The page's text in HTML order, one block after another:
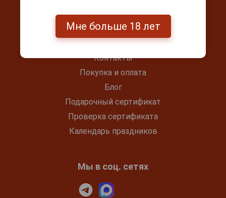
Покупателям
Контакты
Покупка и оплата
Блог
Подарочный сертификат
Проверка сертификата
Календарь праздников
Мы в соц. сетях
Мне больше 18 лет